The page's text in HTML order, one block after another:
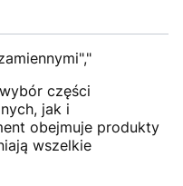
części
jak i
obejmuje produkty
wszelkie